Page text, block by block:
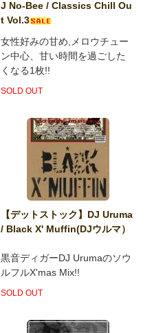
J No-Bee / Classics Chill Ou
t Vol.3
女性好みの甘め,メロウチュー
ン中心、甘い時間を過ごした
くなる1枚!!
SOLD OUT
【デットストック】DJ Uruma
/ Black X' Muffin(DJウルマ）
黒音ディガーDJ Urumaのソウ
ルフルX'mas Mix!!
SOLD OUT